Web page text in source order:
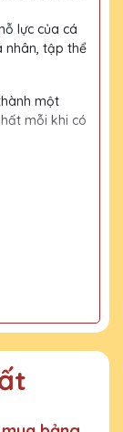
lực của cá
nhân, tập thể
một
mỗi khi có